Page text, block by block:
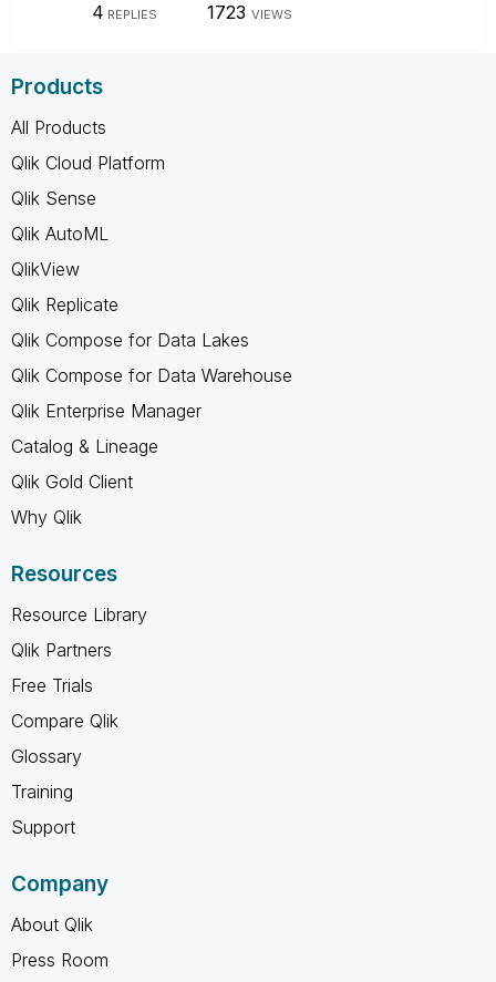
4 REPLIES 1723 VIEWS
Products
All Products
Qlik Cloud Platform
Qlik Sense
Qlik AutoML
QlikView
Qlik Replicate
Qlik Compose for Data Lakes
Qlik Compose for Data Warehouse
Qlik Enterprise Manager
Catalog & Lineage
Qlik Gold Client
Why Qlik
Resources
Resource Library
Qlik Partners
Free Trials
Compare Qlik
Glossary
Training
Support
Company
About Qlik
Press Room